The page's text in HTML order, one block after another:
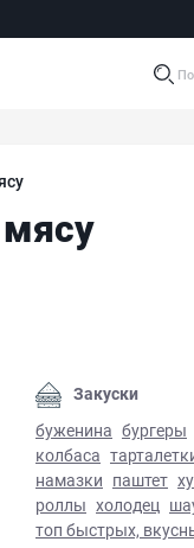
пряныйЗакуски
буженина бургеры
колбаса
намазки паштет
роллы холодец
топ быстрых,